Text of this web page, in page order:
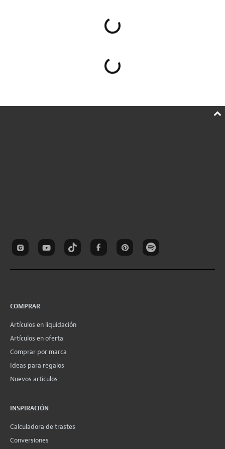
COMPRAR
Artículos en liquidación
Artículos en oferta
Comprar por marca
Ideas para regalos
Nuevos artículos
INSPIRACIÓN
Calculadora de trastes
Conversiones